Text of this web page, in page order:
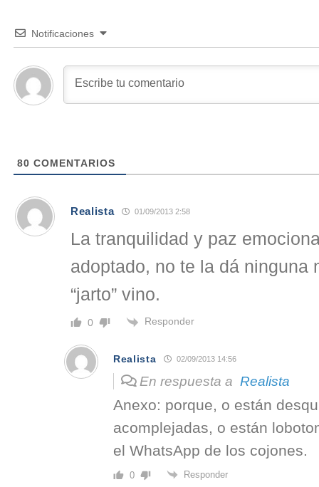
Notificaciones
80 COMENTARIOS
Realista 01/09/2013 2:58
La tranquilidad y paz
adoptado, no te la dá ninguna
“jarto” vino.
0 Responder
Realista 02/09/2013 14:56
En respuesta a Realista
Anexo: porque, o están
acomplejadas, o están
el WhatsApp de los cojones.
0 Responder